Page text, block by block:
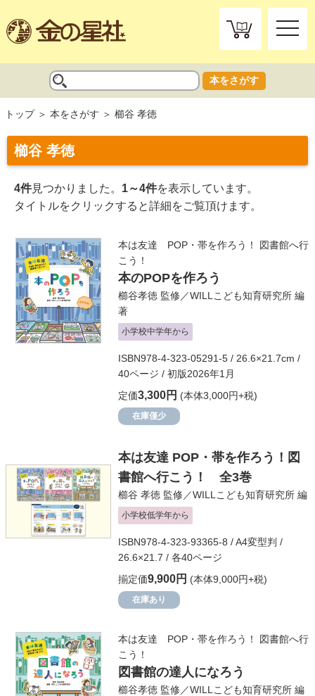
toggle
本をさがす
トップ 本をさがす 櫛谷 孝徳
櫛谷 孝徳
4件見つかりました。 1～4件を表示しています。
タイトルをクリックすると詳細をご覧頂けます。
本は友達 POP・帯を作ろう！ 図書館へ行
こう！
本のPOPを作ろう
櫛谷孝徳 監修／WILLこども知育研究所 編
著
小学校中学年から
ISBN978-4-323-05291-5 / 26.6×21.7cm /
40ページ / 初版2026年1月
定価3,300円 (本体3,000円+税)
在庫僅少
本は友達 POP・帯を作ろう！図
書館へ行こう！ 全3巻
櫛谷 孝徳 監修／WILLこども知育研究所 編
小学校低学年から
ISBN978-4-323-93365-8 / A4変型判 /
26.6×21.7 / 各40ページ
揃定価9,900円 (本体9,000円+税)
在庫あり
本は友達 POP・帯を作ろう！ 図書館へ行
こう！
図書館の達人になろう
櫛谷孝徳 監修／WILLこども知育研究所 編